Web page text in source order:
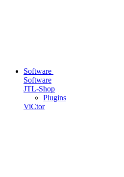
Software
Software
JTL-Shop
Plugins
ViCtor